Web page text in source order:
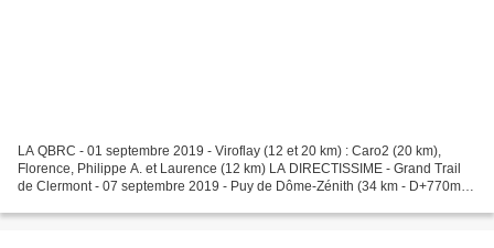
LA QBRC - 01 septembre 2019 - Viroflay (12 et 20 km) : Caro2 (20 km),
Florence, Philippe A. et Laurence (12 km) LA DIRECTISSIME - Grand Trail
de Clermont - 07 septembre 2019 - Puy de Dôme-Zénith (34 km - D+770m